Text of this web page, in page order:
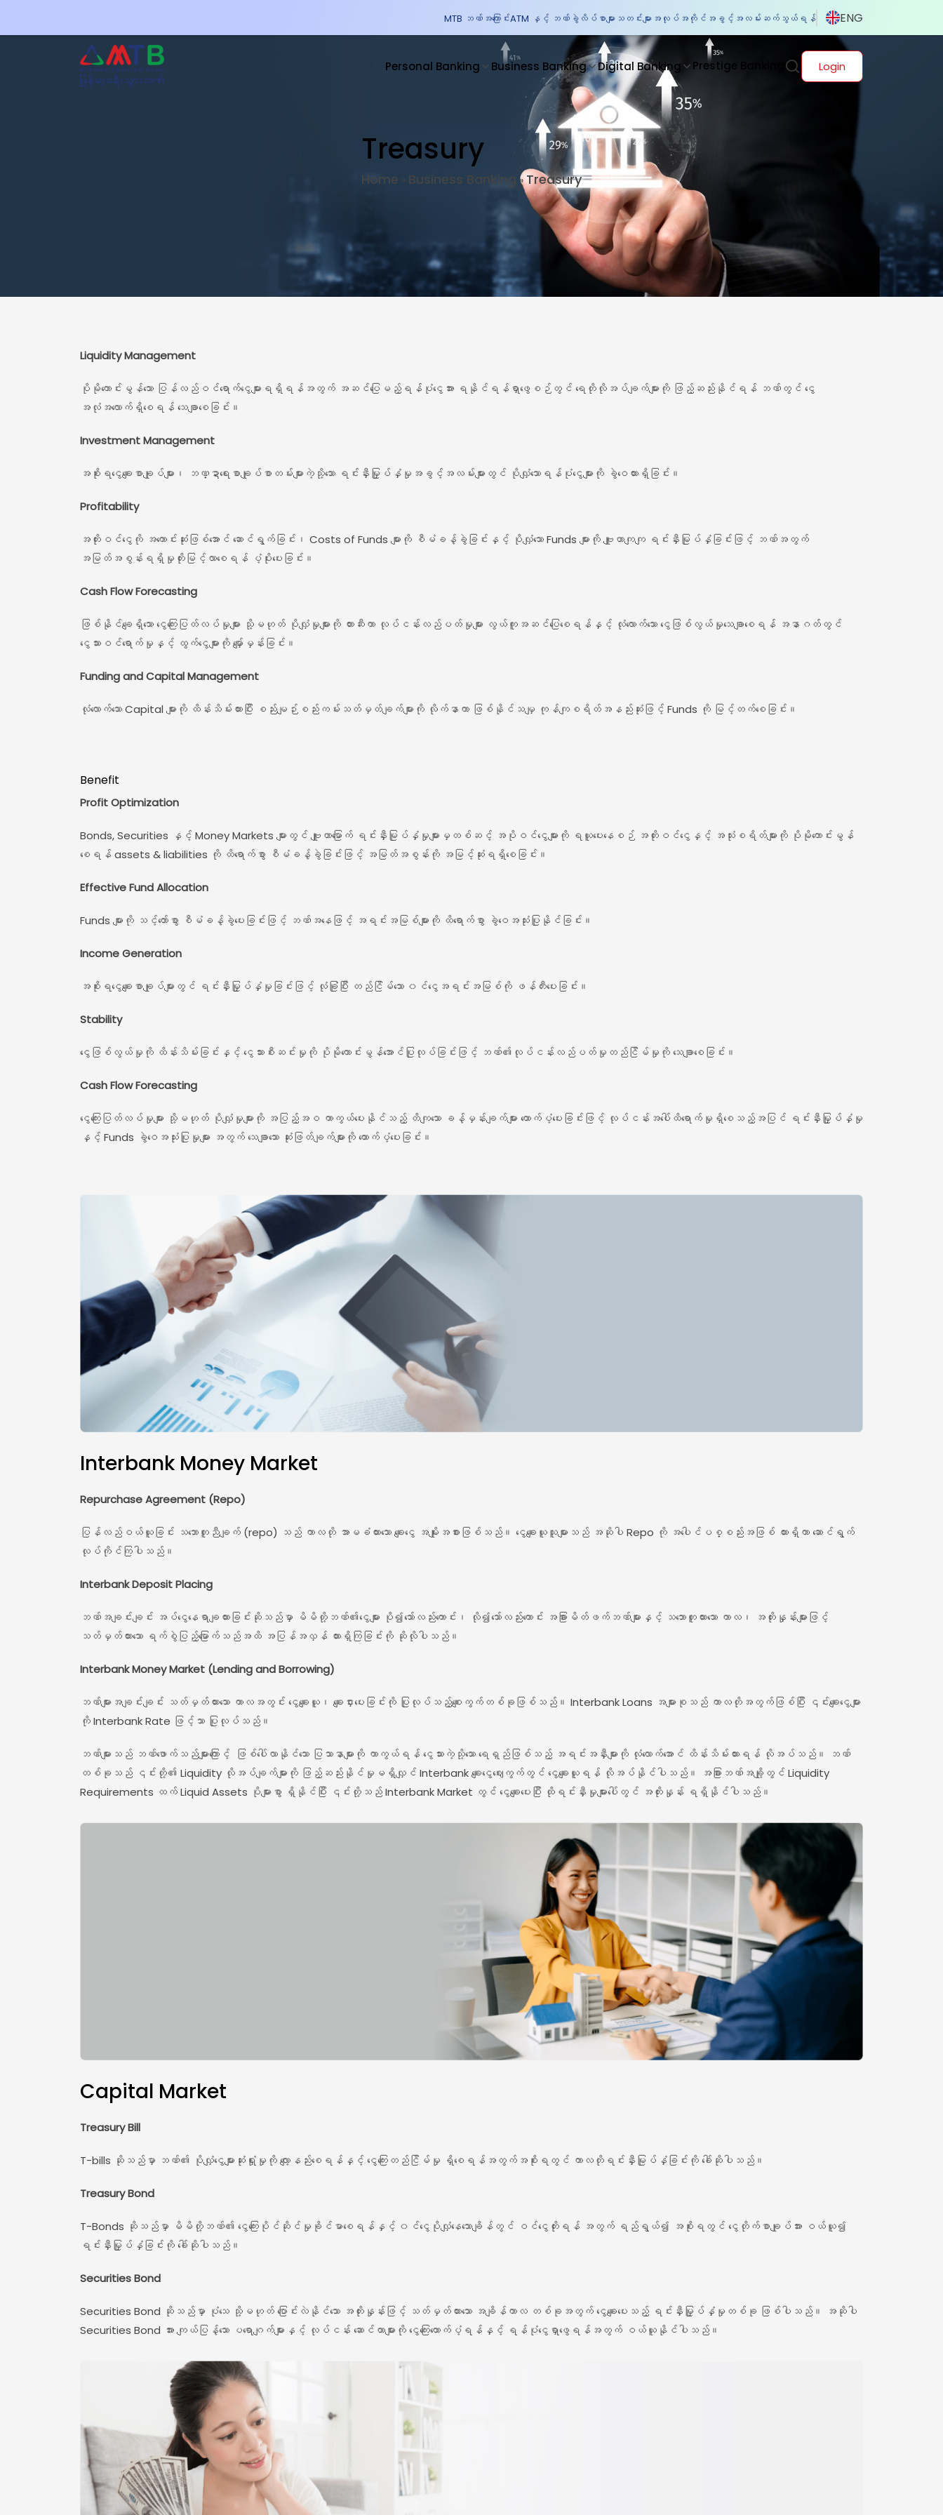
MTB ဘဏ်အကြောင်းATM နှင့် ဘဏ်ခွဲလိပ်စာများ သတင်းများ အလုပ်အကိုင်အခွင့်အလမ်း ဆက်သွယ်ရန် ENG
Personal Banking Business Banking Digital Banking Prestige Banking Login
Treasury
Home » Business Banking »Treasury
Liquidity Management
ပိုမိုကောင်းမွန်သော ပြန်လည်ဝင်ရောက်ငွေများရရှိရန်အတွက် အဆင်ပြေမည့်ရန်ပုံငွေအား ရနိုင်ရန်ရှာဖွေစဉ်တွင် ရေတိုလိုအပ်ချက်များကို ဖြည့်ဆည်းနိုင်ရန် ဘဏ်တွင် ငွေ
အလုံအလောက်ရှိစေရန် သေချာစေခြင်း။
Investment Management
အစိုးရငွေချေးစာချုပ်များ၊ ဘဏ္ဍာရေးစာချုပ်စာတမ်းများကဲ့သို့သော ရင်းနှီးမြှုပ်နှံမှုအခွင့်အလမ်းများတွင် ပိုလျှံသောရန်ပုံငွေများကို ခွဲဝေထားရှိခြင်း။
Profitability
အတိုးဝင်ငွေကို အကောင်းဆုံးဖြစ်အောင် ဆောင်ရွက်ခြင်း၊ Costs of Funds များကို စီမံခန့်ခွဲခြင်းနှင့် ပိုလျှံသော Funds များကို ဗျူဟာကျကျ ရင်းနှီးမြုပ်နှံခြင်းဖြင့် ဘဏ်အတွက်
အမြတ်အစွန်းရရှိမှုတိုးမြင့်လာစေရန် ပံ့ပိုးပေးခြင်း။
Cash Flow Forecasting
ဖြစ်နိုင်ချေရှိသော ငွေကြေးပြတ်လပ်မှုများ သို့မဟုတ် ပိုလျှံမှုများကို တားဆီးကာ လုပ်ငန်းလည်ပတ်မှုများ လွယ်ကူအဆင်ပြေစေရန်နှင့် လုံလောက်သော ငွေဖြစ်လွယ်မှုသေချာစေရန် အနာဂတ်တွင်
ငွေသားဝင်ရောက်မှုနှင့် ထွက်ငွေများကို မျှော်မှန်းခြင်း။
Funding and Capital Management
လုံလောက်သော Capital များကို ထိန်းသိမ်းထားပြီး စည်းမျဉ်းစည်းကမ်းသတ်မှတ်ချက်များကို လိုက်နာကာ ဖြစ်နိုင်သမျှ ကုန်ကျစရိတ်အနည်းဆုံးဖြင့် Funds ကို မြင့်တက်စေခြင်း။
Benefit
Profit Optimization
Bonds, Securities နှင့် Money Markets များတွင် ဗျူဟာမြောက် ရင်းနှီးမြုပ်နှံမှုများမှတစ်ဆင့် အပိုဝင်ငွေများကို ရယူပေးနေစဉ် အတိုးဝင်ငွေနှင့် အသုံးစရိတ်များကို ပိုမိုကောင်းမွန်
စေရန် assets & liabilities ကို ထိရောက်စွာ စီမံခန့်ခွဲခြင်းဖြင့် အမြတ်အစွန်းကို အမြင့်ဆုံးရရှိစေခြင်း။
Effective Fund Allocation
Funds များကို သင့်တော်စွာ စီမံခန့်ခွဲပေးခြင်းဖြင့် ဘဏ်အနေဖြင့် အရင်းအမြစ်များကို ထိရောက်စွာ ခွဲဝေအသုံးပြုနိုင်ခြင်း။
Income Generation
အစိုးရငွေချေးစာချုပ်များတွင် ရင်းနှီးမြှုပ်နှံမှုခြင်းဖြင့် လုံခြုံပြီး တည်ငြိမ်သော ၀င်ငွေအရင်းအမြစ်ကို ဖန်တီးပေးခြင်း။
Stability
ငွေဖြစ်လွယ်မှုကို ထိန်းသိမ်းခြင်းနှင့် ငွေသားစီးဆင်းမှုကို ပိုမိုကောင်းမွန်အောင်ပြုလုပ်ခြင်းဖြင့် ဘဏ်၏လုပ်ငန်းလည်ပတ်မှုတည်ငြိမ်မှုကို သေချာစေခြင်း။
Cash Flow Forecasting
ငွေကြေးပြတ်လပ်မှုများ သို့မဟုတ် ပိုလျှံမှုများကို အပြည့်အဝ ကာကွယ်ပေးနိုင်သည့် တိကျသော ခန့်မှန်းချက်များ ထောက်ပံ့ပေးခြင်းဖြင့် လုပ်ငန်းအပေါ်ထိရောက်မှုရှိစေသည့်အပြင် ရင်းနှီးမြှုပ်နှံမှု
နှင့် Funds ခွဲဝေအသုံးပြုမှုများ အတွက် သေချာသော ဆုံးဖြတ်ချက်များကို ထောက်ပံ့ပေးခြင်း။
Interbank Money Market
Repurchase Agreement (Repo)
ပြန်လည်ဝယ်ယူခြင်း သဘောတူညီချက် (repo) သည် ကာလတို အာမခံထားသော ချေးငွေ အမျိုးအစားဖြစ်သည်။ ငွေချေးယူသူများသည် အဆိုပါ Repo ကို အပေါင်ပစ္စည်းအဖြစ် ထားရှိကာ ဆောင်ရွက်
လုပ်ကိုင်ကြပါသည်။
Interbank Deposit Placing
ဘဏ်အချင်းချင်း အပ်ငွေနေရာချထားခြင်းဆိုသည်မှာ မိမိတို့ဘဏ်၏ငွေများ ပို၍သော်လည်းကောင်း၊ လို၍သော်လည်းကောင်း အခြားမိတ်ဖက်ဘဏ်များနှင့် သဘောတူထားသော ကာလ၊ အတိုးနှုန်းများဖြင့်
သတ်မှတ်ထားသော ရက်စွဲပြည့်မြောက်သည်အထိ အပြန်အလှန် ထားရှိကြခြင်းကို ဆိုလိုပါသည်။
Interbank Money Market (Lending and Borrowing)
ဘဏ်များအချင်းချင်း သတ်မှတ်ထားသော ကာလအတွင်း ငွေချေးယူ၊ ချေးငှားပေးခြင်းကို ပြုလုပ်သည့်စျေးကွက်တစ်ခုဖြစ်သည်။ Interbank Loans အများစုသည် ကာလတိုအတွက်ဖြစ်ပြီး ၎င်းချေးငွေများ
ကို Interbank Rate ဖြင့်သာ ပြုလုပ်သည်။
ဘဏ်များသည် ဘဏ်ဖောက်သည်များကြောင့် ဖြစ်ပေါ်လာနိုင်သော ပြသာနာများကို ကာကွယ်ရန် ငွေသားကဲ့သို့သော ရေရှည်ဖြစ်သည့် အရင်းအနှီးများကို လုံလောက်အောင် ထိန်းသိမ်းထားရန် လိုအပ်သည်။ ဘဏ်
တစ်ခုသည် ၎င်းတို့၏ Liquidity လိုအပ်ချက်များကို ဖြည့်ဆည်းနိုင်မှုမရှိလျှင် Interbank ချေးငွေဈေးကွက်တွင် ငွေချေးယူရန် လိုအပ်နိုင်ပါသည်။ အခြားဘဏ်အချို့တွင် Liquidity
Requirements ထက် Liquid Assets ပိုများစွာ ရှိနိုင်ပြီး ၎င်းတို့သည် Interbank Market တွင် ငွေချေးပေးပြီး ထိုရင်းနှီးမှုများပေါ်တွင် အတိုးနှုန်း ရရှိနိုင်ပါသည်။
Capital Market
TreasuryBill
T-bills ဆိုသည်မှာ ဘဏ်၏ ပိုလျှံငွေများဆုံးရှုံးမှုကို လျော့နည်းစေရန်နှင့် ငွေကြေးတည်ငြိမ်မှု ရှိစေရန်အတွက်အစိုးရတွင် ကာလတိုရင်းနှီးမြုပ်နှံခြင်းကို ခေါ်ဆိုပါသည်။
TreasuryBond
T-Bonds ဆိုသည်မှာ မိမိတို့ဘဏ်၏ ငွေကြေးပိုင်ဆိုင်မှုခိုင်မာစေရန်နှင့် ၀င်ငွေပိုလျှံနေသောချိန်တွင် ဝင်ငွေတိုးရန် အတွက် ရည်ရွယ်၍ အစိုးရတွင် ငွေတိုက်စာချုပ်အား ဝယ်ယူ၍
ရင်းနှီးမြှုပ်နှံခြင်းကို ခေါ်ဆိုပါသည်။
Securities Bond
Securities Bond ဆိုသည်မှာ ပုံသေ သို့မဟုတ် ပြောင်းလဲနိုင်သော အတိုးနှုန်းဖြင့် သတ်မှတ်ထားသော အချိန်ကာလ တစ်ခုအတွက် ငွေချေးပေးသည့် ရင်းနှီးမြှုပ်နှံမှုတစ်ခု ဖြစ်ပါသည်။ အဆိုပါ
Securities Bond အား ကျယ်ပြန့်သော ပရောဂျက်များနှင့် လုပ်ငန်း ဆောင်တာများကို ငွေကြေးထောက်ပံ့ရန်နှင့် ရန်ပုံငွေရှာဖွေရန်အတွက် ဝယ်ယူနိုင်ပါသည်။